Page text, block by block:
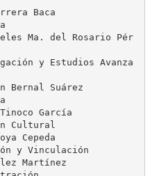
Baca
Ma. del Rosario Pér
y Estudios Avanza
Bernal Suárez
García
Cultural
Cepeda
y Vinculación
Martínez